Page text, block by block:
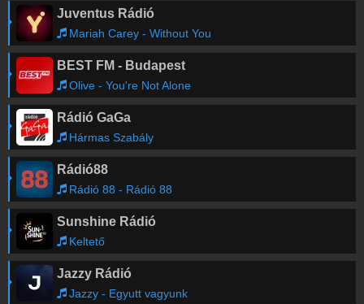
Juventus Rádió
Mariah Carey - Without You
BEST FM - Budapest
Olive - You're Not Alone
Rádió GaGa
Hármas Szabály
Rádió88
Rádió 88 - Rádió 88
Sunshine Rádió
Keltető
Jazzy Rádió
Jazzy - Egyutt vagyunk